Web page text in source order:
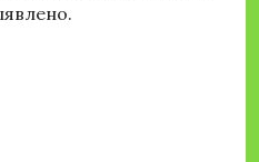
организации и